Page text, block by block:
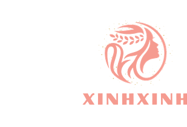
XinhXinh
Trang tin tức cho phái đẹp